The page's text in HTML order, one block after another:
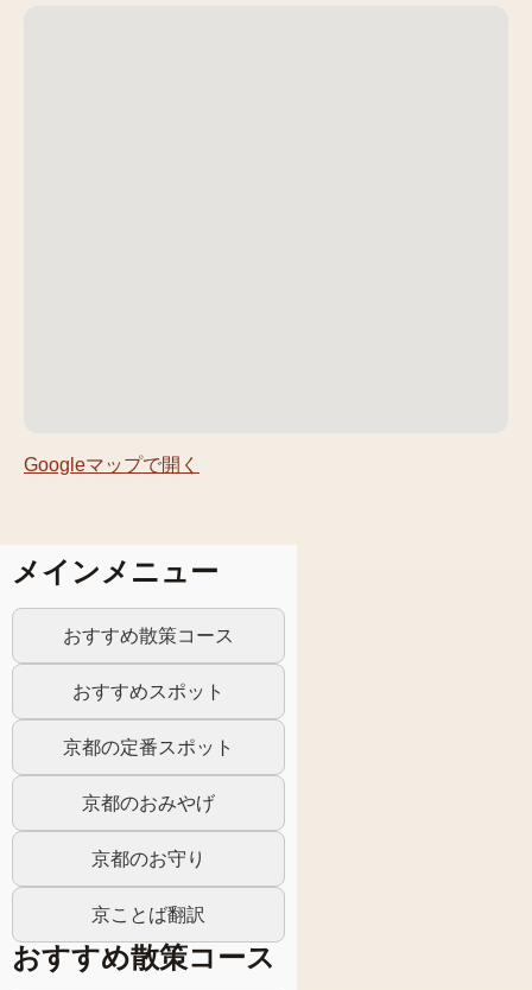
メインメニュー
おすすめ散策コース
おすすめスポット
京都の定番スポット
京都のおみやげ
京都のお守り
京ことば翻訳
おすすめ散策コース
Googleマップで開く